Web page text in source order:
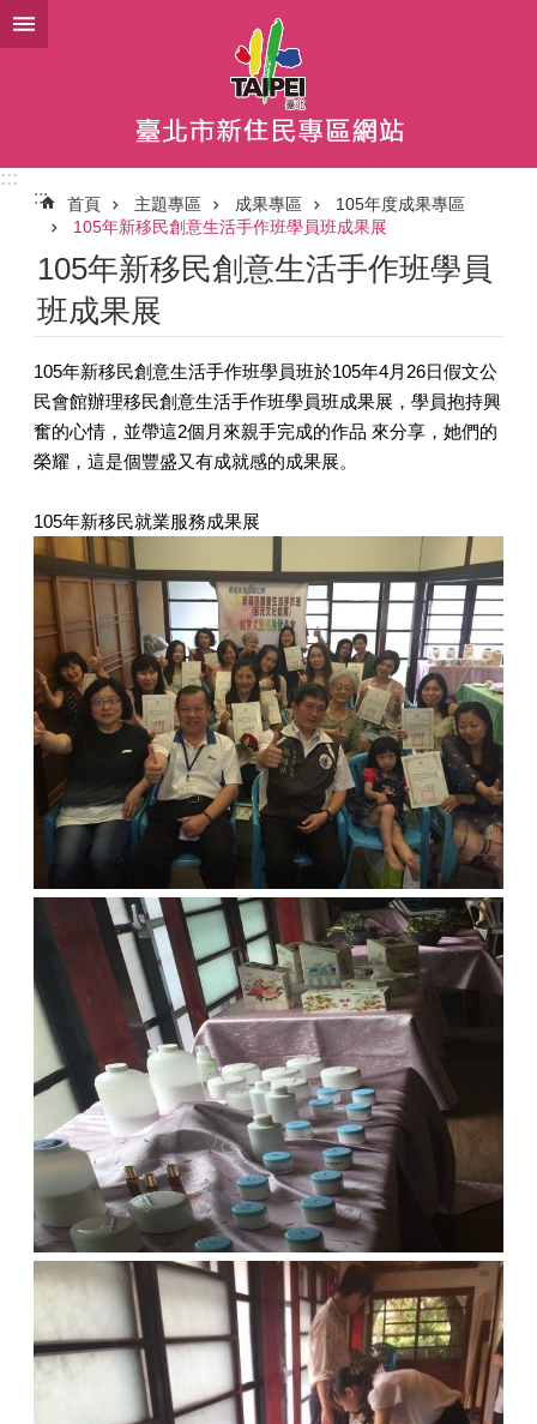
跳到主要內容區塊
:::
:::
首頁 主題專區 成果專區
105年度成果專區
105年新移民創意生活手作班學員班成果展
105年新移民創意生活手作班學員
班成果展
105年新移民創意生活手作班學員班於105年4月26日假文公
民會館辦理移民創意生活手作班學員班成果展，學員抱持興
奮的心情，並帶這2個月來親手完成的作品 來分享，她們的
榮耀，這是個豐盛又有成就感的成果展。
105年新移民就業服務成果展